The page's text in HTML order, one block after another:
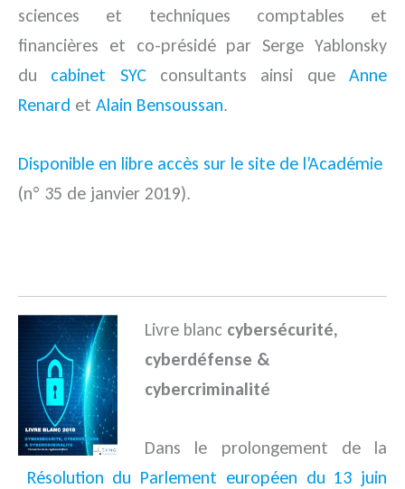
sciences et techniques comptables et
financières et co-présidé par Serge Yablonsky
du cabinet SYCconsultants ainsi queAnne
Renard et Alain Bensoussan.
Disponible en libre accès sur le site de l’Académie
(n° 35 de janvier 2019).
Livre blanc cybersécurité,
cyberdéfense &
cybercriminalité
Dans le prolongement de la
Résolution du Parlement européen du 13 juin